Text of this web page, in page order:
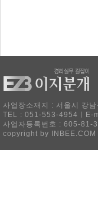
사업장소재지 : 서울시 강
TEL : 051-553-4954ㅣE-
사업자등록번호 : 605-81-
copyright by